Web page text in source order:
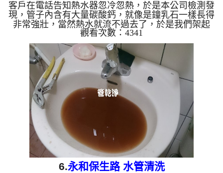
客戶在電話告知熱水器忽冷忽熱，於是本公司檢測發
現，管子內含有大量碳酸鈣，就像是鐘乳石一樣長得
非常強壯，當然熱水就流不過去了，於是我們架起
水管清洗機 ，開始 洗水管 ， 清洗水管 時，水龍頭
沖出相當多的石塊，過程好幾次 水管堵塞 ， 水管清
洗 約三小時，終於讓熱水水量能讓熱水器正常點起
來。 清洗水管 水管清洗 洗水管 熱水管堵塞 熱水忽
冷忽熱 ...
觀看次數：4341
6.永和保生路 水管清洗